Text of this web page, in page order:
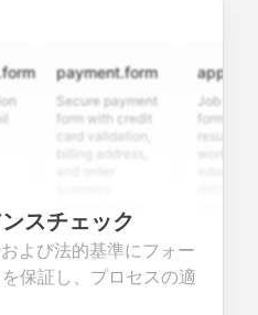
payment.form
Secure payment
form with credit
card validation,
smooth e-
commerce
transactions.
Job
form with
resume
efficient
candidate
スチェック
よび法的基準にフォー
保証し、プロセスの適